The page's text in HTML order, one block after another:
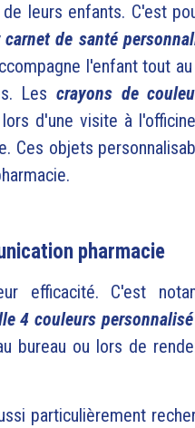
leurs enfants. C'est
de santé
l'enfant tout
Les crayons de
d'une visite à
Ces objets
pharmacie
efficacité. C'est
4 couleurs personnalisé
bureau ou lors de
particulièrement